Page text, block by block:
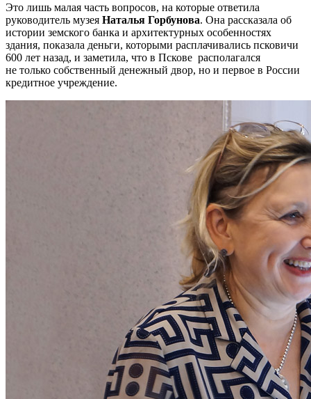
Это лишь малая часть вопросов, на которые ответила
руководитель музея Наталья Горбунова. Она рассказала об
истории земского банка и архитектурных особенностях
здания, показала деньги, которыми расплачивались псковичи
600 лет назад, и заметила, что в Пскове располагался
не только собственный денежный двор, но и первое в России
кредитное учреждение.